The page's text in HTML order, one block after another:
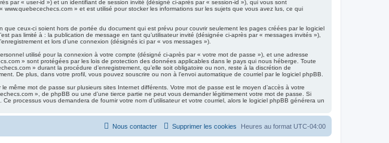
par « user-id ») et un identifiant de session invité (désigné ci-après par « session-id »), qui vous sont
» et est utilisé pour stocker les informations sur les sujets que vous avez lus, ce qui
ceux-ci soient hors de portée du document qui est prévu pour couvrir seulement les pages créées par le logiciel
pas limité à : la publication de message en tant qu’utilisateur invité (désignée ci-après par « messages invités »),
et lors d’une connexion (désignés ici par « vos messages »).
utilisé pour la connexion à votre compte (désigné ci-après par « votre mot de passe »), et une adresse
» sont protégées par les lois de protection des données applicables dans le pays qui nous héberge. Toute
» durant la procédure d’enregistrement, qu’elle soit obligatoire ou non, reste à la discrétion de
De plus, dans votre profil, vous pouvez souscrire ou non à l’envoi automatique de courriel par le logiciel phpBB.
mot de passe sur plusieurs sites Internet différents. Votre mot de passe est le moyen d’accès à votre
», de phpBB ou une d’une tierce partie ne peut vous demander légitimement votre mot de passe. Si
processus vous demandera de fournir votre nom d’utilisateur et votre courriel, alors le logiciel phpBB générera un
Heures au format UTC-04:00
Supprimer les cookies
Nous contacter